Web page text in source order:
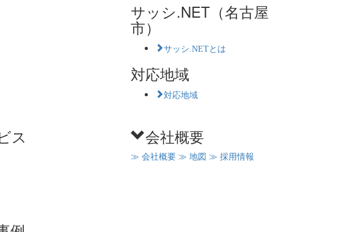
サッシ.NET（名古屋
市）
サッシ.NETとは
対応地域
対応地域
ス 会社概要
≫ 会社概要 ≫ 地図 ≫ 採用情報